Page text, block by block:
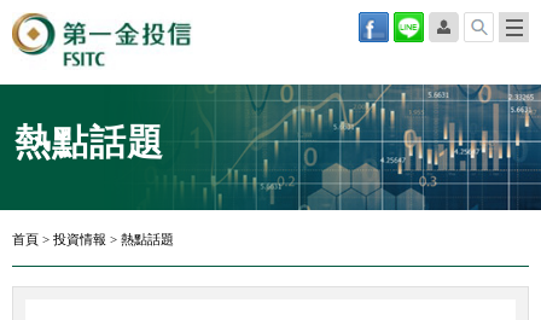
熱點話題
首頁 > 投資情報 > 熱點話題